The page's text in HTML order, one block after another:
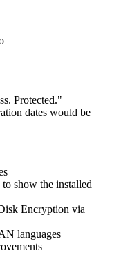
Protected."
dates would be
show the installed
Encryption via
languages